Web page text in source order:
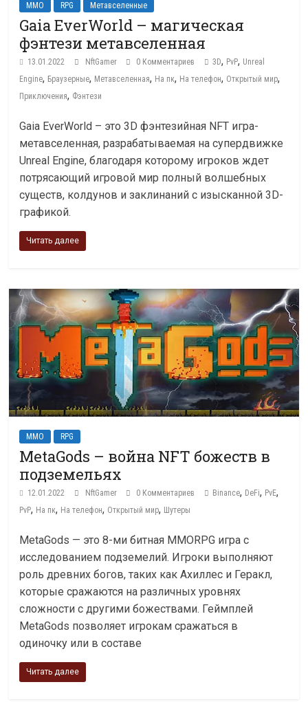
MMO RPG Метавселенные
Gaia EverWorld – магическая
фэнтези метавселенная
13.01.2022 NftGamer 0 Комментариев 3D, PvP, Unreal
Engine,Браузерные, Метавселенная, На пк, На телефон, Открытый мир,
Приключения, Фэнтези
Gaia EverWorld – это 3D фэнтезийная NFT игра-
метавселенная, разрабатываемая на супердвижке
Unreal Engine, благодаря которому игроков ждет
потрясающий игровой мир полный волшебных
существ, колдунов и заклинаний с изысканной 3D-
графикой.
Читать далее
MMO RPG
MetaGods – война NFT божеств в
подземельях
12.01.2022 NftGamer 0 Комментариев Binance, DeFi, PvE,
PvP, На пк, На телефон, Открытый мир, Шутеры
MetaGods — это 8-ми битная MMORPG игра с
исследованием подземелий. Игроки выполняют
роль древних богов, таких как Ахиллес и Геракл,
которые сражаются на различных уровнях
сложности с другими божествами. Геймплей
MetaGods позволяет игрокам сражаться в
одиночку или в составе
Читать далее